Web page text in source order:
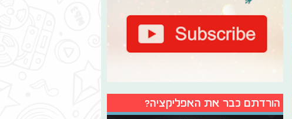
הורדתם כבר את האפליקציה?